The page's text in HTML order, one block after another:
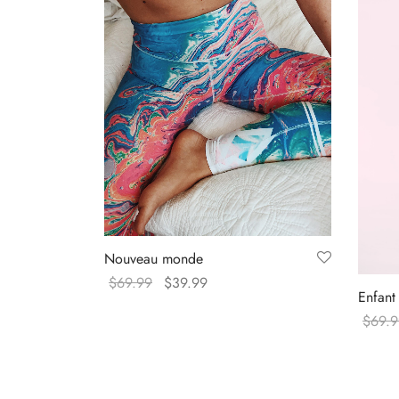
Nouveau monde
$69.99
Original
$39.99
$